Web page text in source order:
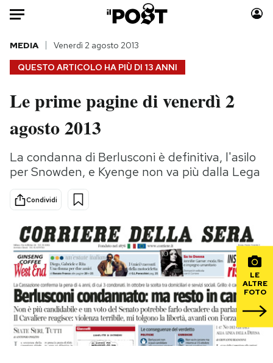
HOME
Italia
Politica
Tecnologia
Internet
Scienza
Cultura
Economia
Sport
Moda
Storie/Idee
Ok Boomer!
Altrecose
Mondiali calcio 2026
PODCAST
NEWSLETTER
QUESTO ARTICOLO HA PIÙ DI 13 ANNI
MEDIA Venerdì 2 agosto 2013
Le prime pagine di venerdì 2
agosto 2013
La condanna di Berlusconi è definitiva, l'asilo
per Snowden, e Kyenge non va più dalla Lega
Condividi
LE
ALTRE
FOTO